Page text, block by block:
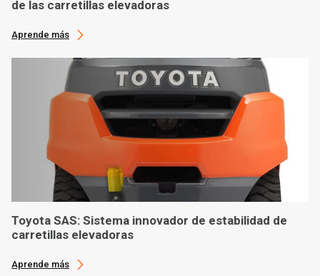
de las carretillas elevadoras
Aprende más
Toyota SAS: Sistema innovador de estabilidad de
carretillas elevadoras
Aprende más